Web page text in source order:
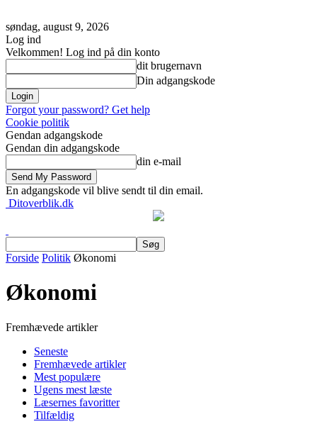
søndag, august 9, 2026
Log ind
Velkommen! Log ind på din konto
dit brugernavn
Din adgangskode
Forgot your password? Get help
Cookie politik
Gendan adgangskode
Gendan din adgangskode
din e-mail
En adgangskode vil blive sendt til din email.
Ditoverblik.dk
Forside Politik Økonomi
Økonomi
Fremhævede artikler
Seneste
Fremhævede artikler
Mest populære
Ugens mest læste
Læsernes favoritter
Tilfældig